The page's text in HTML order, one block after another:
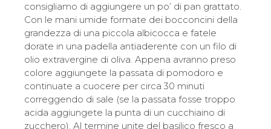
consigliamo di aggiungere un po’ di pan grattato.
Con le mani umide formate dei bocconcini della
grandezza di una piccola albicocca e fatele
dorate in una padella antiaderente con un filo di
olio extravergine di oliva. Appena avranno preso
colore aggiungete la passata di pomodoro e
continuate a cuocere per circa 30 minuti
correggendo di sale (se la passata fosse troppo
acida aggiungete la punta di un cucchiaino di
zucchero). Al termine unite del basilico fresco a